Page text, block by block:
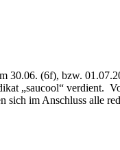
30.06. (6f), bzw.
„saucool“ verdient.
sich im Anschluss alle